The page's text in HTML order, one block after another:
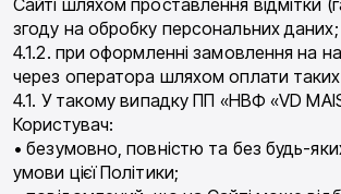
Сайті шляхом проставлення відмітки
згоду на обробку персональних даних;
4.1.2. при оформленні замовлення на
через оператора шляхом оплати таких
4.1. У такому випадку ПП «НВФ «VD
Користувач:
• безумовно, повністю та без будь-
умови цієї Політики;